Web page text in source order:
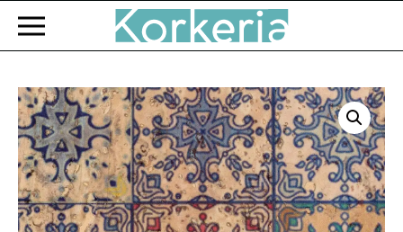
Zum Hauptinhalt springen